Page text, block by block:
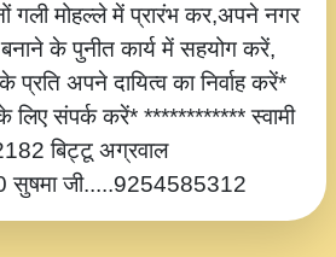
गली मोहल्ले में प्रारंभ कर,अपने नगर
के पुनीत कार्य में सहयोग करें,
अपने दायित्व का निर्वाह करें*
लिए संपर्क करें* ************ स्वामी
बिट्टू अग्रवाल
सुषमा जी.....9254585312